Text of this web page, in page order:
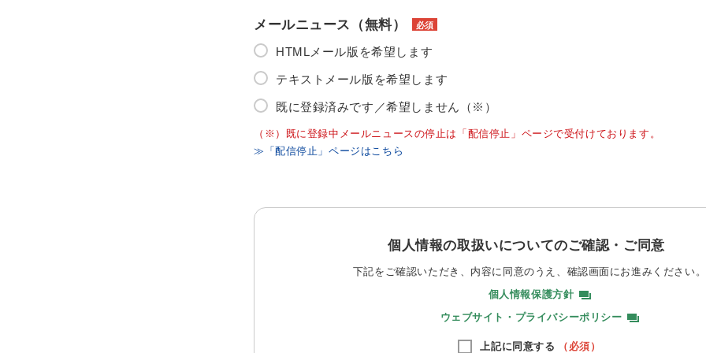
メールニュース（無料） 必須
HTMLメール版を希望します
テキストメール版を希望します
既に登録済みです／希望しません（※）
（※）既に登録中メールニュースの停止は「配信停止」ページで受付けております。
≫「配信停止」ページはこちら
個人情報の取扱いについてのご確認・ご同意
下記をご確認いただき、内容に同意のうえ、 確認画面にお進みください。
個人情報保護方針
ウェブサイト・プライバシーポリシー
上記に同意する （必須）